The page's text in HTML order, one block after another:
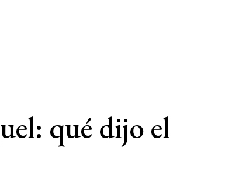
qué dijo el